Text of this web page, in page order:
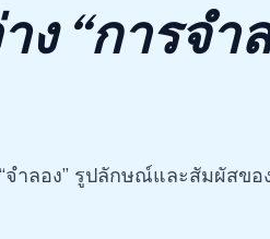
“การจำ
ลอง” รูปลักษณ์และสัมผัสขอ